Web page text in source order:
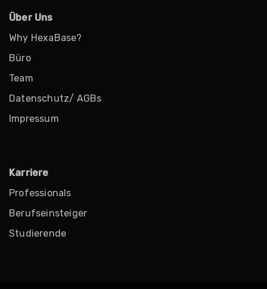
Über Uns
Why HexaBase?
Büro
Team
Datenschutz/ AGBs
Impressum
Karriere
Professionals
Berufseinsteiger
Studierende